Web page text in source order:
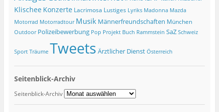
Klischee Konzerte Lacrimosa Lustiges Lyriks Madonna Mazda
Motorrad Motorradtour Musik Männerfreundschaften München
Outdoor Polizeibewerbung Pop Projekt Buch Rammstein SaZ Schweiz
Sport Träume Tweets Ärztlicher Dienst Österreich
Seitenblick-Archiv
Seitenblick-Archiv